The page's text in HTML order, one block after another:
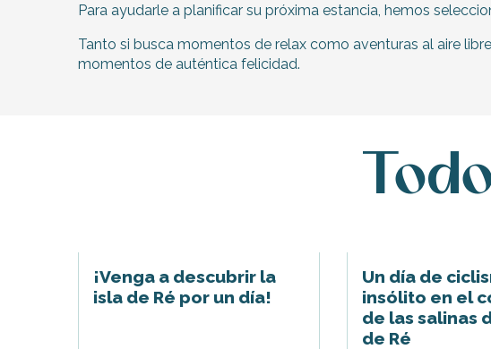
Para ayudarle a planificar su próxima estancia, hemos
Tanto si busca momentos de relax como aventuras al aire
momentos de auténtica felicidad.
¡Venga a descubrir la
isla de Ré por un día!
Un día de
insólito en el
de las salinas
de Ré